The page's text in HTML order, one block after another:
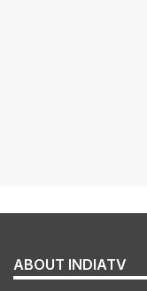
ABOUT INDIATV